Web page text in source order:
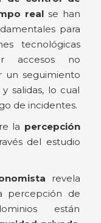
realse han
para
tecnológicas
accesos no
un seguimiento
salidas, lo cual
de incidentes.
la percepción
del estudio
revela
percepción de
están